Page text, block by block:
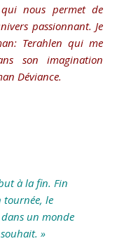
nous permet de
passionnant. Je
Terahlen qui me
son imagination
Déviance.
à la fin. Fin
tournée, le
un monde
»